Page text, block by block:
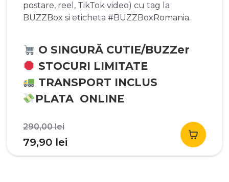
postare, reel, TikTok video) cu tag la
BUZZBox si eticheta #BUZZBoxRomania.
O SINGURĂ CUTIE/BUZZer
STOCURI LIMITATE
TRANSPORT INCLUS
PLATA ONLINE
290,00leiPrețul
inițial
a
79,90 lei
curent